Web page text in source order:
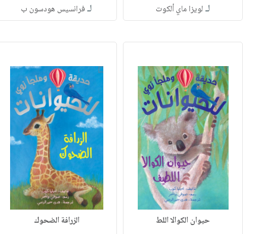
لـ لويزا ماي ألكوت لـفرانسيس هودسون ب
حيوان الكوالا اللط الزرافة الضحوك